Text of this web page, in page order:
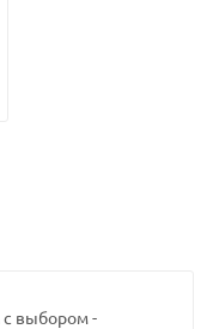
с выбором -